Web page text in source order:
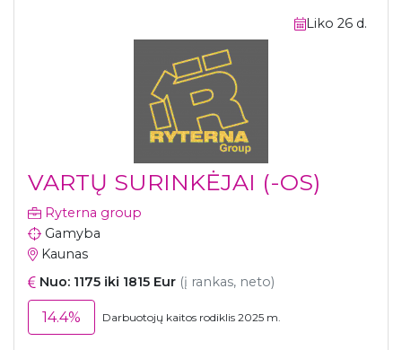
Liko 26 d.
VARTŲ SURINKĖJAI (-OS)
Ryterna group
Gamyba
Kaunas
Nuo: 1175 iki 1815 Eur (į rankas, neto)
14.4% Darbuotojų kaitos rodiklis 2025 m.